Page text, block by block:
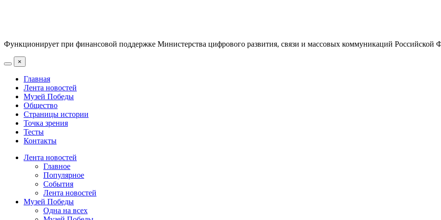
Функционирует при финансовой поддержке Министерства цифрового развития, связи и массовых коммуникаций Российской
×
Главная
Лента новостей
Музей Победы
Общество
Страницы истории
Точка зрения
Тесты
Контакты
Лента новостей
Главное
Популярное
События
Лента новостей
Музей Победы
Одна на всех